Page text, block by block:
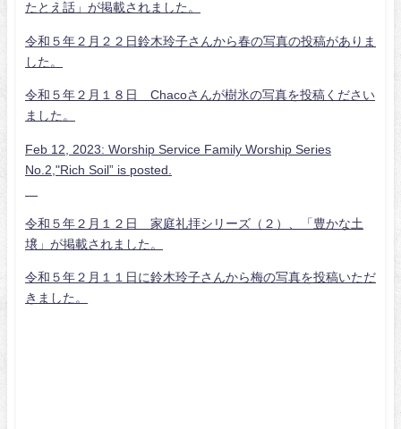
たとえ話」が掲載されました。
令和５年２月２２日鈴木玲子さんから春の写真の投稿がありま
した。
令和５年２月１８日 Chacoさんが樹氷の写真を投稿ください
ました。
Feb 12, 2023: Worship Service Family Worship Series
No.2,"Rich Soil” is posted.
令和５年２月１２日 家庭礼拝シリーズ（２）、「豊かな土
壌」が掲載されました。
令和５年２月１１日に鈴木玲子さんから梅の写真を投稿いただ
きました。